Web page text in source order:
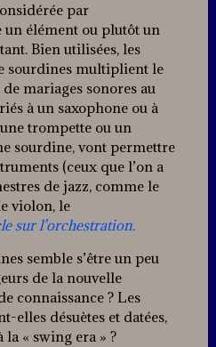
par
un élément ou plutôt un
Bien utilisées, les
sourdines multiplient le
mariages sonores au
à un saxophone ou à
trompette ou un
sourdine, vont permettre
(ceux que l’on a
de jazz, comme le
violon, le
sur l’orchestration.
semble s’être un peu
de la nouvelle
connaissance ? Les
elles désuètes et datées,
« swing era » ?